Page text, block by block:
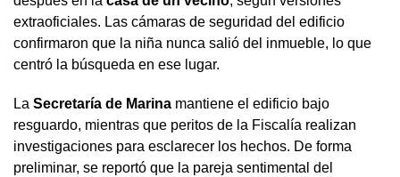
extraoficiales. Las cámaras de seguridad del edificio
confirmaron que la niña nunca salió del inmueble, lo que
centró la búsqueda en ese lugar.
La Secretaría de Marina mantiene el edificio bajo
resguardo, mientras que peritos de la Fiscalía realizan
investigaciones para esclarecer los hechos. De forma
preliminar, se reportó que la pareja sentimental del